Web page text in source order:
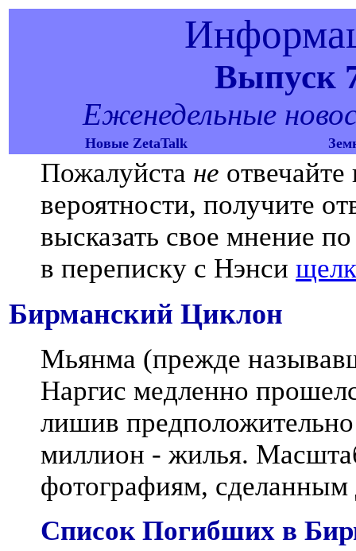
Выпуск
Еженедельные
Новые ZetaTalk
Пожалуйста не
вероятности, получите
высказать свое мнение
в переписку с Нэнси
Бирманский Циклон
Мьянма (прежде
Наргис медленно
лишив
миллион - жилья.
фотографиям, сделанным
Список Погибших в